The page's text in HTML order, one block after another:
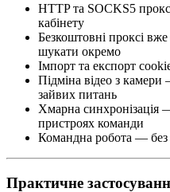
HTTP та SOCKS5
кабінету
Безкоштовні проксі
шукати окремо
Імпорт та експорт
Підміна відео з камери
зайвих питань
Хмарна синхронізація
пристроях команди
Командна робота — без
Практичне